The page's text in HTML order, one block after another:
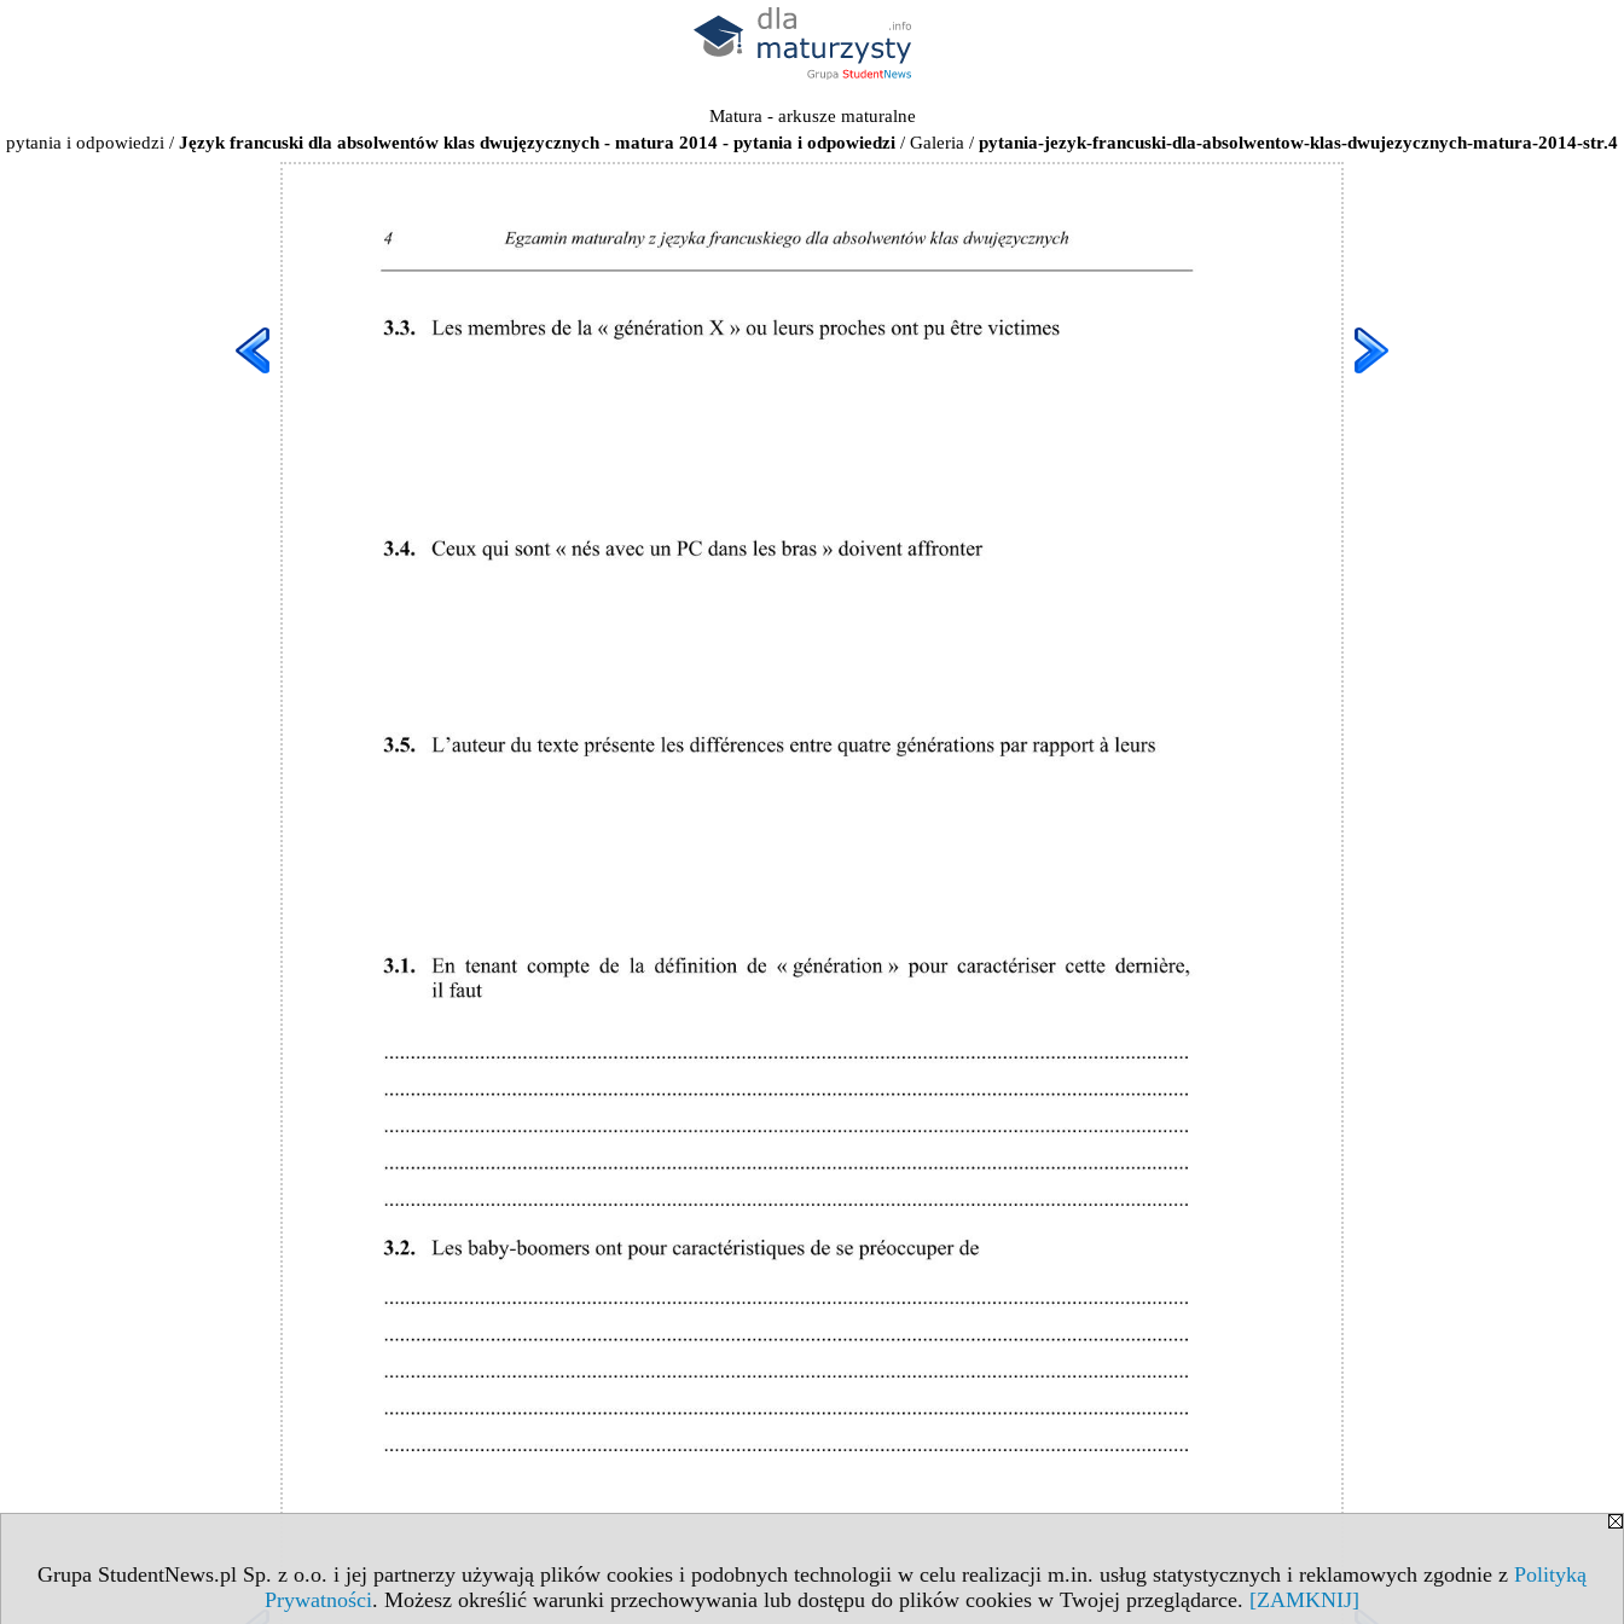
Grupa StudentNews.pl Sp. z o.o. i jej partnerzy używają plików cookies i podobnych technologii w celu realizacji m.in. usług statystycznych i reklamowych zgodnie z Polityką
Prywatności. Możesz określić warunki przechowywania lub dostępu do plików cookies w Twojej przeglądarce. [ZAMKNIJ]
Matura - arkusze maturalne
pytania i odpowiedzi / Język francuski dla absolwentów klas dwujęzycznych - matura 2014 - pytania i odpowiedzi / Galeria / pytania-jezyk-francuski-dla-absolwentow-klas-dwujezycznych-matura-2014-str.4